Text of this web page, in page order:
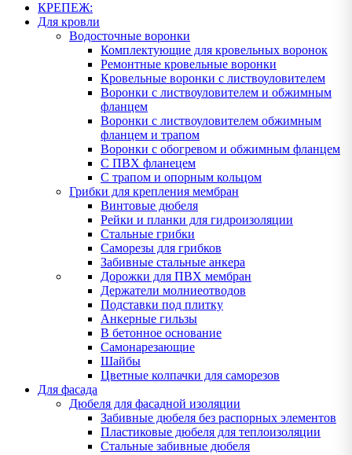
КРЕПЕЖ:
Для кровли
Водосточные воронки
Комплектующие для кровельных воронок
Ремонтные кровельные воронки
Кровельные воронки с листвоуловителем
Воронки с листвоуловителем и обжимным
фланцем
Воронки с листвоуловителем обжимным
фланцем и трапом
Воронки с обогревом и обжимным фланцем
С ПВХ фланецем
С трапом и опорным кольцом
Грибки для крепления мембран
Винтовые дюбеля
Рейки и планки для гидроизоляции
Стальные грибки
Саморезы для грибков
Забивные стальные анкера
Дорожки для ПВХ мембран
Держатели молниеотводов
Подставки под плитку
Анкерные гильзы
В бетонное основание
Самонарезающие
Шайбы
Цветные колпачки для саморезов
Для фасада
Дюбеля для фасадной изоляции
Забивные дюбеля без распорных элементов
Пластиковые дюбеля для теплоизоляции
Стальные забивные дюбеля